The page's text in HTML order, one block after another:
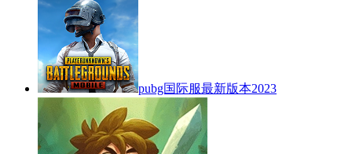
pubg国际服最新版本2023